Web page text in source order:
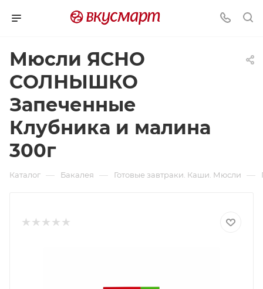
Мюсли ЯСНО
СОЛНЫШКО
Запеченные
Клубника и малина
300г
Каталог — Бакалея — Готовые завтраки. Каши. Мюсли —